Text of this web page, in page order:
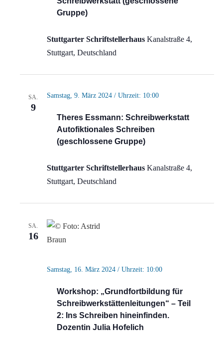
Gruppe)
Stuttgarter Schriftstellerhaus Kanalstraße 4,
Stuttgart, Deutschland
SA.
9
Theres Essmann: Schreibwerkstatt
Autofiktionales Schreiben
(geschlossene Gruppe)
Samstag, 9. März 2024 / Uhrzeit: 10:00
Stuttgarter Schriftstellerhaus Kanalstraße 4,
Stuttgart, Deutschland
SA.
16
Workshop: „Grundfortbildung für
Schreibwerkstättenleitungen“ – Teil
2: Ins Schreiben hineinfinden.
Dozentin Julia Hofelich
Samstag, 16. März 2024 / Uhrzeit: 10:00